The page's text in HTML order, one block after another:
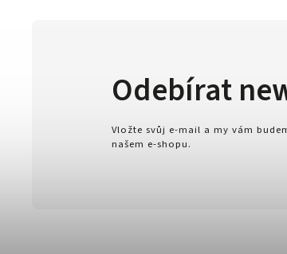
Odebírat
Vložte svůj e-mail a my vám
našem e-shopu.